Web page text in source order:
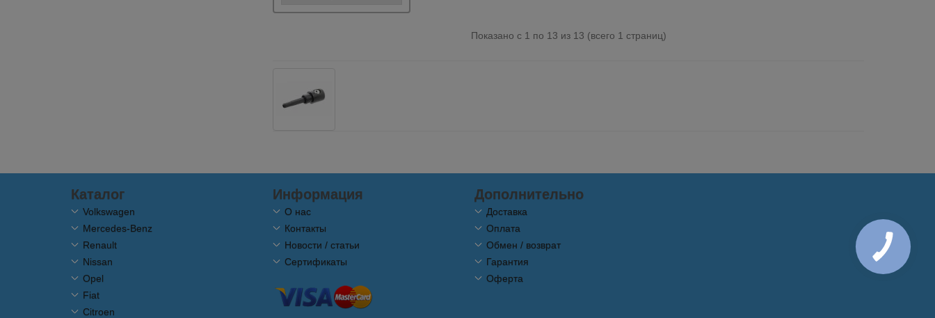
Показано с 1 по 13 из 13 (всего 1 страниц)
Каталог
Volkswagen
Mercedes-Benz
Renault
Nissan
Opel
Fiat
Citroen
Информация
О нас
Контакты
Новости / статьи
Сертификаты
Дополнительно
Доставка
Оплата
Обмен / возврат
Гарантия
Оферта